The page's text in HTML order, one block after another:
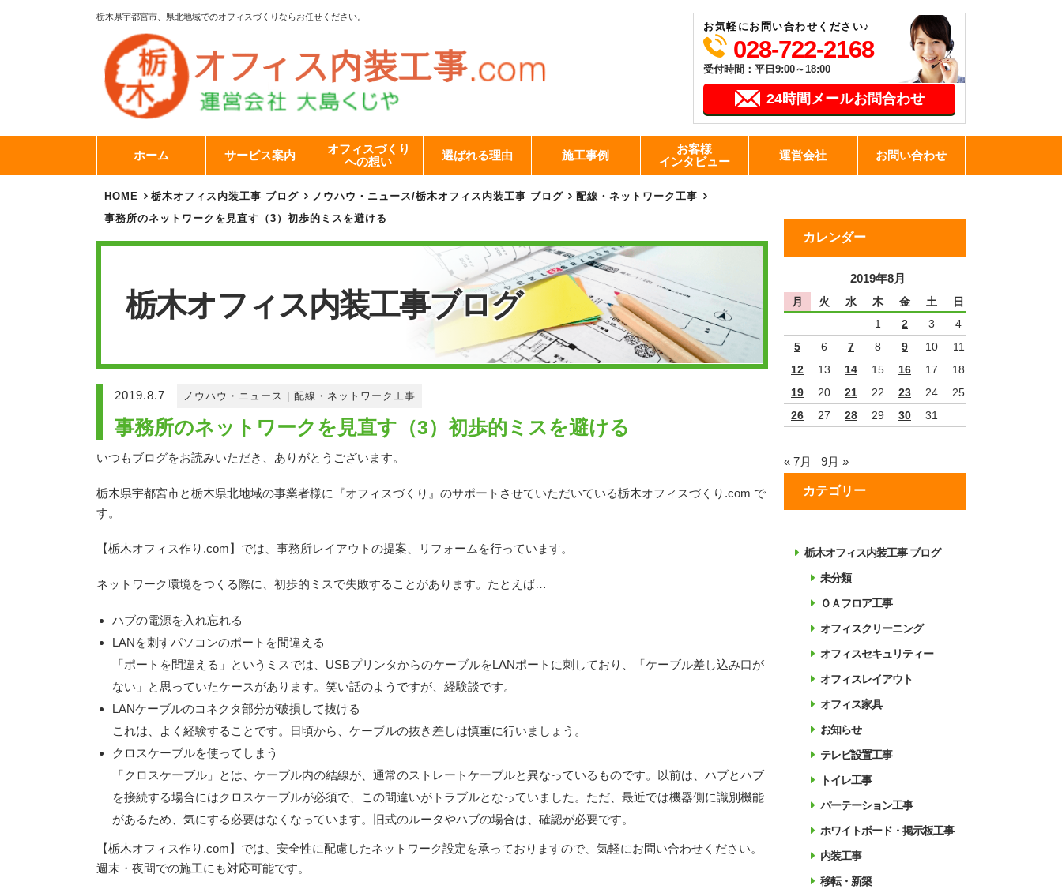
栃木県宇都宮市、県北地域でのオフィスづくりならお任せください。
お気軽にお問い合わせください♪
028-722-2168
受付時間：平日9:00～18:00
24時間メールお問合わせ
ホーム サービス案内
オフィスづくり
への想い
選ばれる理由 施工事例
お客様
インタビュー
運営会社 お問い合わせ
HOME 栃木オフィス内装工事 ブログ ノウハウ・ニュース/栃木オフィス内装工事 ブログ
配線・ネットワーク工事
事務所のネットワークを見直す（3）初歩的ミスを避ける
栃木オフィス内装工事ブログ
2019.8.7 ノウハウ・ニュース 配線・ネットワーク工事
事務所のネットワークを見直す（3）初歩的ミスを避ける
いつもブログをお読みいただき、ありがとうございます。
栃木県宇都宮市と栃木県北地域の事業者様に『オフィスづくり』のサポートさせていただいている栃木オフィスづくり.com で
す。
【栃木オフィス作り.com】では、事務所レイアウトの提案、リフォームを行っています。
ネットワーク環境をつくる際に、初歩的ミスで失敗することがあります。たとえば…
ハブの電源を入れ忘れる
LANを刺すパソコンのポートを間違える
「ポートを間違える」というミスでは、USBプリンタからのケーブルをLANポートに刺しており、「ケーブル差し込み口が
ない」と思っていたケースがあります。笑い話のようですが、経験談です。
LANケーブルのコネクタ部分が破損して抜ける
これは、よく経験することです。日頃から、ケーブルの抜き差しは慎重に行いましょう。
クロスケーブルを使ってしまう
「クロスケーブル」とは、ケーブル内の結線が、通常のストレートケーブルと異なっているものです。以前は、ハブとハブ
を接続する場合にはクロスケーブルが必須で、この間違いがトラブルとなっていました。ただ、最近では機器側に識別機能
があるため、気にする必要はなくなっています。旧式のルータやハブの場合は、確認が必要です。
【栃木オフィス作り.com】では、安全性に配慮したネットワーク設定を承っておりますので、気軽にお問い合わせください。
週末・夜間での施工にも対応可能です。
カレンダー
2019年8月
月 火 水 木 金 土
日
1
2 3
4
5
6 7 8 9 10
11
12
13 14 15 16 17
18
19
20 21 22 23 24
25
26
27 28 29 30 31
« 7月 9月 »
カテゴリー
栃木オフィス内装工事 ブログ
未分類
ＯＡフロア工事
オフィスクリーニング
オフィスセキュリティー
オフィスレイアウト
オフィス家具
お知らせ
テレビ設置工事
トイレ工事
パーテーション工事
ホワイトボード・掲示板工事
内装工事
移転・新築